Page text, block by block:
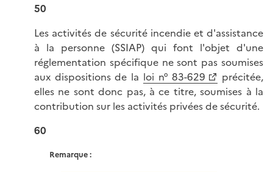
50
Les activités de sécurité incendie et d'assistance
à la personne (SSIAP) qui font l'objet d'une
réglementation spécifique ne sont pas soumises
aux dispositions de la loi n° 83-629
précitée,
elles ne sont donc pas, à ce titre, soumises à la
contribution sur les activités privées de sécurité.
60
Remarque :